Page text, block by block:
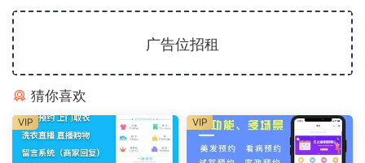
广告位招租
猜你喜欢
VIP VIP